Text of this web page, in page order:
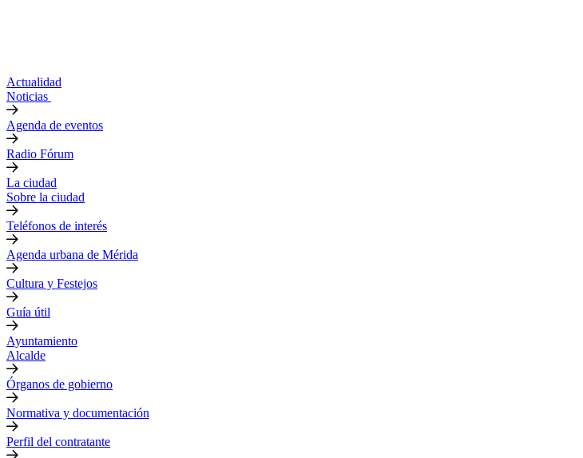
Actualidad
Noticias
Agenda de eventos
Radio Fórum
La ciudad
Sobre la ciudad
Teléfonos de interés
Agenda urbana de Mérida
Cultura y Festejos
Guía útil
Ayuntamiento
Alcalde
Órganos de gobierno
Normativa y documentación
Perfil del contratante